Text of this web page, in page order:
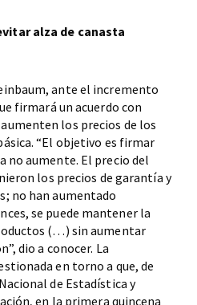
alza de canasta
ante el incremento
firmará un acuerdo con
los precios de los
“El objetivo es firmar
no aumente. El precio del
los precios de garantía y
no han aumentado
se puede mantener la
(…) sin aumentar
dio a conocer. La
en torno a que, de
de Estadística y
en la primera quincena